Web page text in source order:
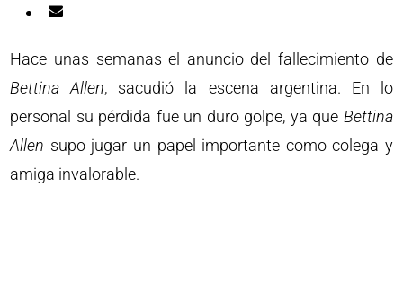
Hace unas semanas el anuncio del fallecimiento de
Bettina Allen, sacudió la escena argentina. En lo
personal su pérdida fue un duro golpe, ya que Bettina
Allen supo jugar un papel importante como colega y
amiga invalorable.